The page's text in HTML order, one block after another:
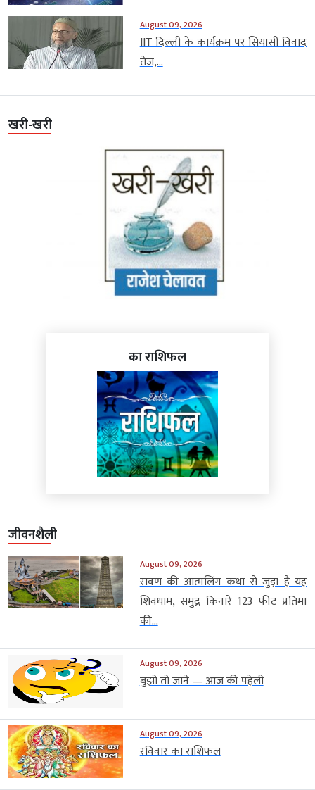
August 09, 2026
IIT दिल्ली के कार्यक्रम पर सियासी विवाद
तेज,...
खरी-खरी
का राशिफल
जीवनशैली
August 09, 2026
रावण की आत्मलिंग कथा से जुड़ा है यह
शिवधाम, समुद्र किनारे 123 फीट प्रतिमा
की...
August 09, 2026
बुझो तो जाने — आज की पहेली
August 09, 2026
रविवार का राशिफल